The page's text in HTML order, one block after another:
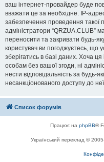
ваш інтернет-провайдер буде
вважати це за необхідне. IP-
забезпечення проведення такої
адміністратори “QRZUA.CLUB”
переносити та закривати будь-
користувач ви погоджуєтесь, що
зберігатись в базі даних. Хоча
особам без вашої згоди, ні
нести відповідальність за будь-
несанкціонованого доступу до
Список форумів
Працює на phpBB®
Український переклад ©